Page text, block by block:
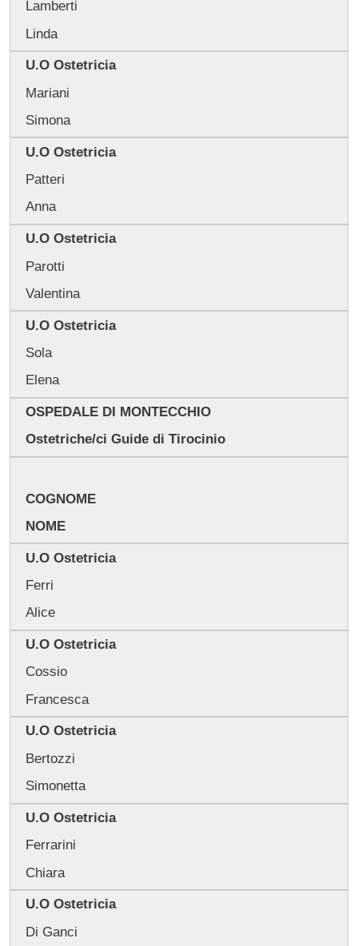
Lamberti
Linda
U.O Ostetricia
Mariani
Simona
U.O Ostetricia
Patteri
Anna
U.O Ostetricia
Parotti
Valentina
U.O Ostetricia
Sola
Elena
OSPEDALE DI MONTECCHIO
Ostetriche/ci Guide di Tirocinio
COGNOME
NOME
U.O Ostetricia
Ferri
Alice
U.O Ostetricia
Cossio
Francesca
U.O Ostetricia
Bertozzi
Simonetta
U.O Ostetricia
Ferrarini
Chiara
U.O Ostetricia
Di Ganci